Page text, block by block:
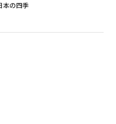
本の四季